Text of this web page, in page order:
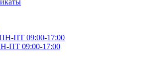
ПТ 09:00-17:00
ПТ 09:00-17:00